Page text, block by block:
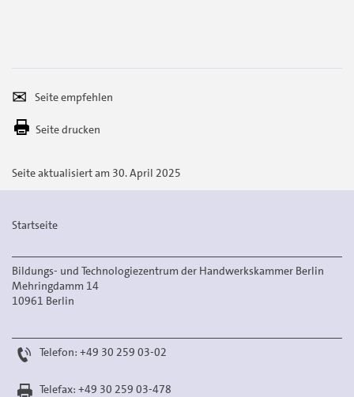
empfehlen
Per
E-
versenden
Seite drucken
Seite aktualisiert am 30. April 2025
Startseite
Bildungs- und Technologiezentrum der Handwerkskammer Berlin
Mehringdamm 14
10961 Berlin
Telefon: +49 30 259 03-02
Telefax: +49 30 259 03-478